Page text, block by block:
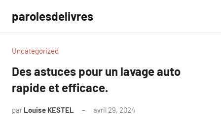
contenu
parolesdelivres
Uncategorized
Des astuces pour un lavage auto
rapide et efficace.
par Louise KESTEL avril 29, 2024